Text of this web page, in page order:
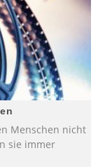
Menschen nicht
sie immer